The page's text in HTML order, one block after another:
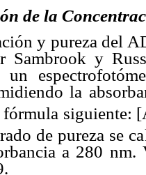
de la
y pureza del
Sambrook y
un
la
siguiente:
de pureza se
a 280 nm.